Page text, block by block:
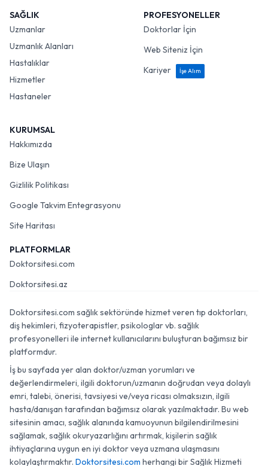
SAĞLIK
Uzmanlar
Uzmanlık Alanları
Hastalıklar
Hizmetler
Hastaneler
PROFESYONELLER
Doktorlar İçin
Web Siteniz İçin
Kariyer
İşe Alım
KURUMSAL
Hakkımızda
Bize Ulaşın
Gizlilik Politikası
Google Takvim Entegrasyonu
Site Haritası
PLATFORMLAR
Doktorsitesi.com
Doktorsitesi.az
Doktorsitesi.com sağlık sektöründe hizmet veren tıp doktorları,
diş hekimleri, fizyoterapistler, psikologlar vb. sağlık
profesyonelleri ile internet kullanıcılarını buluşturan bağımsız bir
platformdur.
İş bu sayfada yer alan doktor/uzman yorumları ve
değerlendirmeleri, ilgili doktorun/uzmanın doğrudan veya dolaylı
emri, talebi, önerisi, tavsiyesi ve/veya ricası olmaksızın, ilgili
hasta/danışan tarafından bağımsız olarak yazılmaktadır. Bu web
sitesinin amacı, sağlık alanında kamuoyunun bilgilendirilmesini
sağlamak, sağlık okuryazarlığını artırmak, kişilerin sağlık
ihtiyaçlarına uygun en iyi doktor veya uzmana ulaşmasını
kolaylaştırmaktır. Doktorsitesi.com herhangi bir Sağlık Hizmeti